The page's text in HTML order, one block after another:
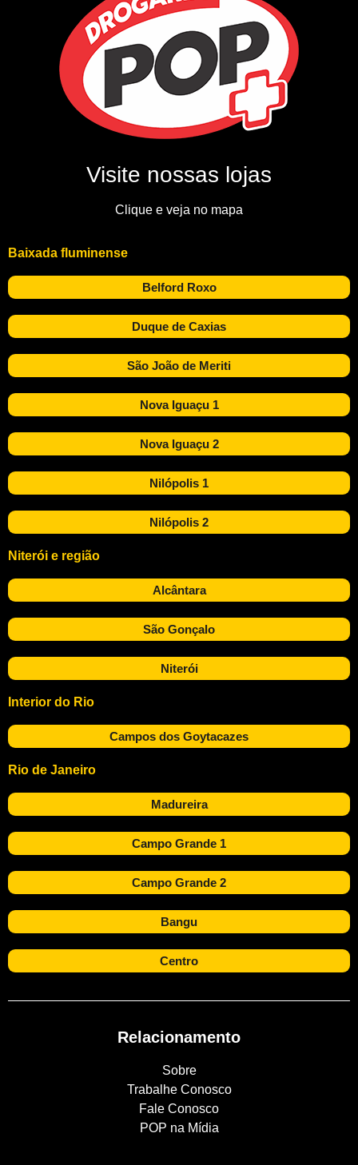
Visite nossas lojas
Clique e veja no mapa
Baixada fluminense
Belford Roxo
Duque de Caxias
São João de Meriti
Nova Iguaçu 1
Nova Iguaçu 2
Nilópolis 1
Nilópolis 2
Niterói e região
Alcântara
São Gonçalo
Niterói
Interior do Rio
Campos dos Goytacazes
Rio de Janeiro
Madureira
Campo Grande 1
Campo Grande 2
Bangu
Centro
Relacionamento
Sobre
Trabalhe Conosco
Fale Conosco
POP na Mídia